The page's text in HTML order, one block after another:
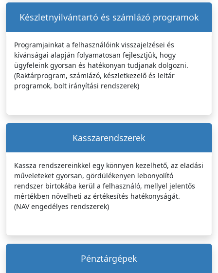
Készletnyilvántartó és számlázó programok
Programjainkat a felhasználóink visszajelzései és
kívánságai alapján folyamatosan fejlesztjük, hogy
ügyfeleink gyorsan és hatékonyan tudjanak dolgozni.
(Raktárprogram, számlázó, készletkezelő és leltár
programok, bolt irányítási rendszerek)
Kasszarendszerek
Kassza rendszereinkkel egy könnyen kezelhető, az eladási
műveleteket gyorsan, gördülékenyen lebonyolító
rendszer birtokába kerül a felhasználó, mellyel jelentős
mértékben növelheti az értékesítés hatékonyságát.
(NAV engedélyes rendszerek)
Pénztárgépek